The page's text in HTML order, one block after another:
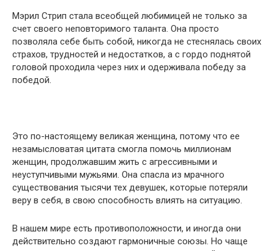
Мэрил Стрип стала всеобщей любимицей не только за
счет своего неповторимого таланта. Она просто
позволяла себе быть собой, никогда не стеснялась своих
страхов, трудностей и недостатков, а с гордо поднятой
головой проходила через них и одерживала победу за
победой.
Это по-настоящему великая женщина, потому что ее
незамысловатая цитата смогла помочь миллионам
женщин, продолжавшим жить с агрессивными и
неуступчивыми мужьями. Она спасла из мрачного
существования тысячи тех девушек, которые потеряли
веру в себя, в свою способность влиять на ситуацию.
В нашем мире есть противоположности, и иногда они
действительно создают гармоничные союзы. Но чаще